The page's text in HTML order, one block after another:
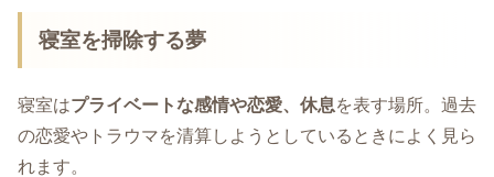
寝室を掃除する夢
寝室はプライベートな感情や恋愛、休息を表す場所。過去
の恋愛やトラウマを清算しようとしているときによく見ら
れます。